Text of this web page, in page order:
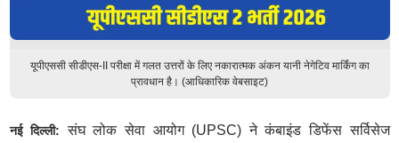
यूपीएससी सीडीएस-II परीक्षा में गलत उत्तरों के लिए नकारात्मक अंकन यानी नेगेटिव मार्किंग का
प्रावधान है। (आधिकारिक वेबसाइट)
नई दिल्ली:संघ लोक सेवा आयोग (UPSC) ने कंबाइंड डिफेंस सर्विसेज